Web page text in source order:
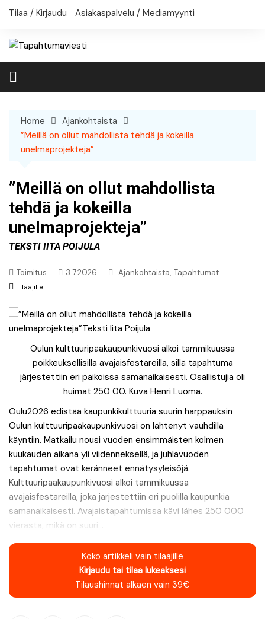
Skip
Tilaa / Kirjaudu Asiakaspalvelu / Mediamyynti
Home
Ajankohtaista
”Meillä on ollut mahdollista tehdä ja kokeilla
unelmaprojekteja”
”Meillä on ollut mahdollista
tehdä ja kokeilla
unelmaprojekteja”
Teksti Iita Poijula
Toimitus 3.7.2026 Ajankohtaista, Tapahtumat
Tilaajille
Oulun kulttuuripääkaupunkivuosi alkoi tammikuussa
poikkeuksellisilla avajaisfestareilla, sillä tapahtuma
järjestettiin eri paikoissa samanaikaisesti. Osallistujia oli
huimat 250 00. Kuva Henri Luoma.
Oulu2026 edistää kaupunkikulttuuria suurin harppauksin
Oulun kulttuuripääkaupunkivuosi on lähtenyt vauhdilla
käyntiin. Matkailu nousi vuoden ensimmäisten kolmen
kuukauden aikana yli viidenneksellä, ja juhlavuoden
tapahtumat ovat keränneet ennätysyleisöjä.
Kulttuuripääkaupunkivuosi alkoi tammikuussa
avajaisfestareilla, joka järjestettiin eri puolilla kaupunkia
samanaikaisesti. Avajaistapahtumissa kävi lähes 250 000
vierasta, mikä on suuri...
Koko artikkeli vain tilaajille
Kirjaudu tai tilaa lukeaksesi
Tilaushinnat alkaen vain 39€